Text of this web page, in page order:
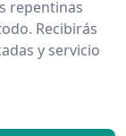
repentinas
Recibirás
y servicio